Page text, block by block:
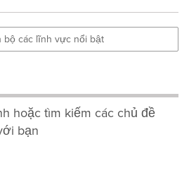
bộ các lĩnh vực nổi bật
hoặc tìm kiếm các chủ đề
bạn